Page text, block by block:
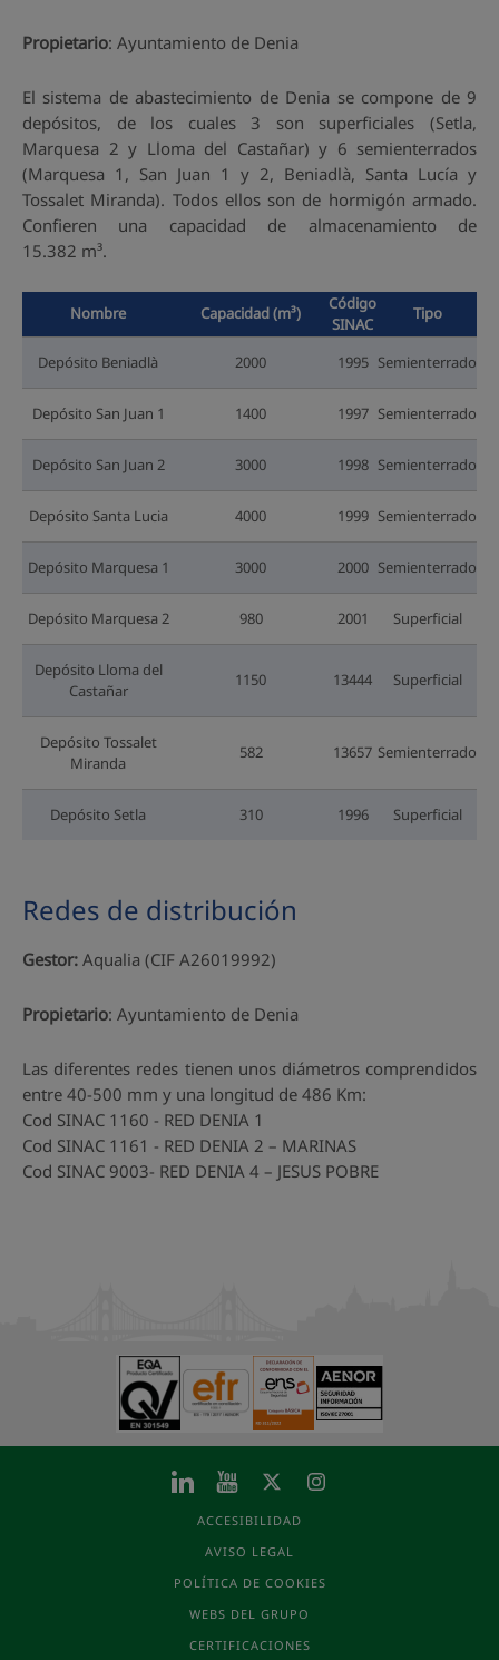
Propietario: Ayuntamiento de Denia
El sistema de abastecimiento de Denia se compone de 9
depósitos, de los cuales 3 son superficiales (Setla,
Marquesa 2 y Lloma del Castañar) y 6 semienterrados
(Marquesa 1, San Juan 1 y 2, Beniadlà, Santa Lucía y
Tossalet Miranda). Todos ellos son de hormigón armado.
Confieren una capacidad de almacenamiento de
15.382 m³.
Nombre Capacidad (m³)
Código
SINAC
Tipo
Depósito Beniadlà 2000 1995 Semienterrado
Depósito San Juan 1 1400 1997 Semienterrado
Depósito San Juan 2 3000 1998 Semienterrado
Depósito Santa Lucia 4000 1999 Semienterrado
Depósito Marquesa 1 3000 2000 Semienterrado
Depósito Marquesa 2 980 2001 Superficial
Depósito Lloma del
Castañar
1150 13444 Superficial
Depósito Tossalet
Miranda
582 13657 Semienterrado
Depósito Setla 310 1996 Superficial
Redes de distribución
Gestor: Aqualia (CIF A26019992)
Propietario: Ayuntamiento de Denia
Las diferentes redes tienen unos diámetros comprendidos
entre 40-500 mm y una longitud de 486 Km:
Cod SINAC 1160 - RED DENIA 1
Cod SINAC 1161 - RED DENIA 2 – MARINAS
Cod SINAC 9003- RED DENIA 4 – JESUS POBRE
ACCESIBILIDAD
AVISO LEGAL
POLÍTICA DE COOKIES
WEBS DEL GRUPO
CERTIFICACIONES